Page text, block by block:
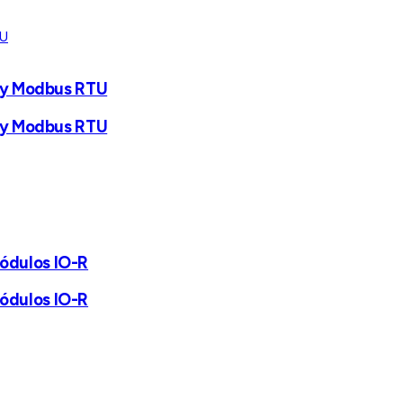
Modbus RTU
Modbus RTU
IO-R
IO-R